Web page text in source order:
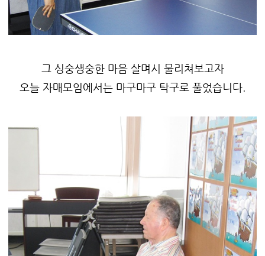
그 싱숭생숭한 마음 살며시 물리쳐보고자
오늘 자매모임에서는 마구마구 탁구로 풀었습니다.